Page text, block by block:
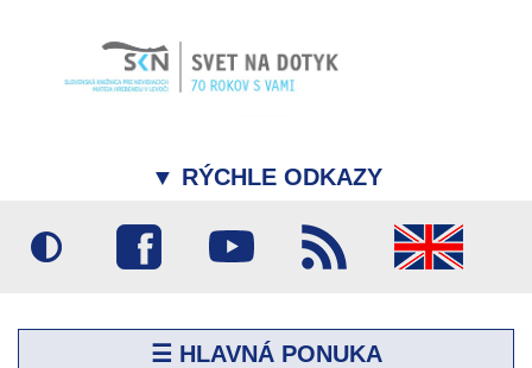
▼ RÝCHLE ODKAZY
☰ HLAVNÁ PONUKA